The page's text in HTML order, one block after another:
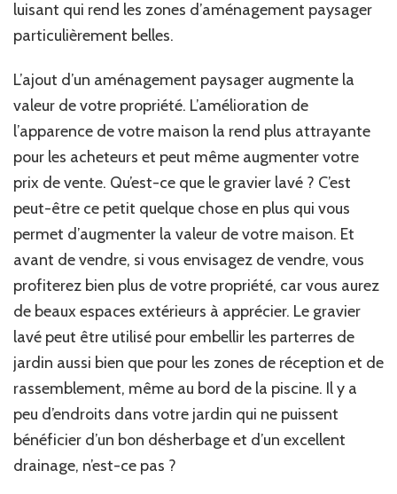
luisant qui rend les zones d’aménagement paysager
particulièrement belles.
L’ajout d’un aménagement paysager augmente la
valeur de votre propriété. L’amélioration de
l’apparence de votre maison la rend plus attrayante
pour les acheteurs et peut même augmenter votre
prix de vente. Qu’est-ce que le gravier lavé ? C’est
peut-être ce petit quelque chose en plus qui vous
permet d’augmenter la valeur de votre maison. Et
avant de vendre, si vous envisagez de vendre, vous
profiterez bien plus de votre propriété, car vous aurez
de beaux espaces extérieurs à apprécier. Le gravier
lavé peut être utilisé pour embellir les parterres de
jardin aussi bien que pour les zones de réception et de
rassemblement, même au bord de la piscine. Il y a
peu d’endroits dans votre jardin qui ne puissent
bénéficier d’un bon désherbage et d’un excellent
drainage, n’est-ce pas ?